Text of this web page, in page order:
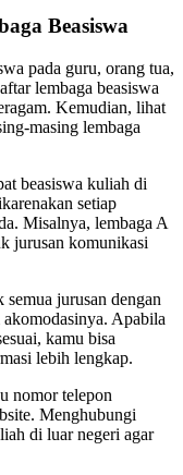
Beasiswa
pada guru, orang tua,
lembaga beasiswa
Kemudian, lihat
masing lembaga
beasiswa kuliah di
setiap
Misalnya, lembaga A
jurusan komunikasi
jurusan dengan
Apabila
kamu bisa
lebih lengkap.
nomor telepon
Menghubungi
di luar negeri agar